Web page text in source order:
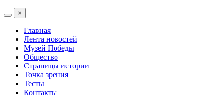
×
Главная
Лента новостей
Музей Победы
Общество
Страницы истории
Точка зрения
Тесты
Контакты